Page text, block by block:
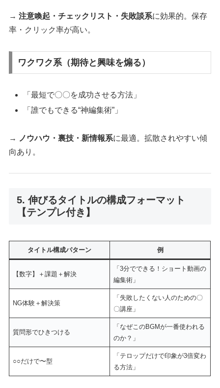
→注意喚起・チェックリスト・失敗談系に効果的。保存
率・クリック率が高い。
ワクワク系（期待と興味を煽る）
「最短で〇〇を成功させる方法」
「誰でもできる“神編集術”」
→ ノウハウ・裏技・新情報系に最適。拡散されやすい傾
向あり。
5. 伸びるタイトルの構成フォーマット
【テンプレ付き】
タイトル構成パターン 例
【数字】＋課題＋解決
「3分でできる！ショート動画の
編集術」
NG体験＋解決策
「失敗したくない人のための〇
〇講座」
質問形でひきつける
「なぜこのBGMが一番使われる
のか？」
○○だけで〜型
「テロップだけで印象が3倍変わ
る方法」